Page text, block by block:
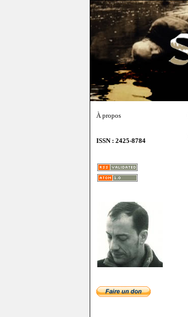
À propos
ISSN : 2425-8784